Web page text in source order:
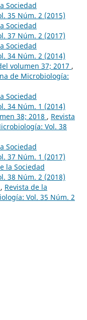
Sociedad
35 Núm. 2 (2015)
Sociedad
37 Núm. 2 (2017)
Sociedad
34 Núm. 2 (2014)
volumen 37; 2017 ,
de Microbiología:
Sociedad
34 Núm. 1 (2014)
38; 2018 , Revista
Vol. 38
Sociedad
37 Núm. 1 (2017)
la Sociedad
38 Núm. 2 (2018)
, Revista de la
Vol. 35 Núm. 2